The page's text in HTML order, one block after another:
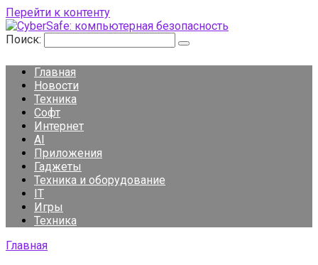
Перейти к контенту
Поиск:
Главная
Новости
Техника
Софт
Интернет
AI
Приложения
Гаджеты
Техника и оборудование
IT
Игры
Техника
Главная